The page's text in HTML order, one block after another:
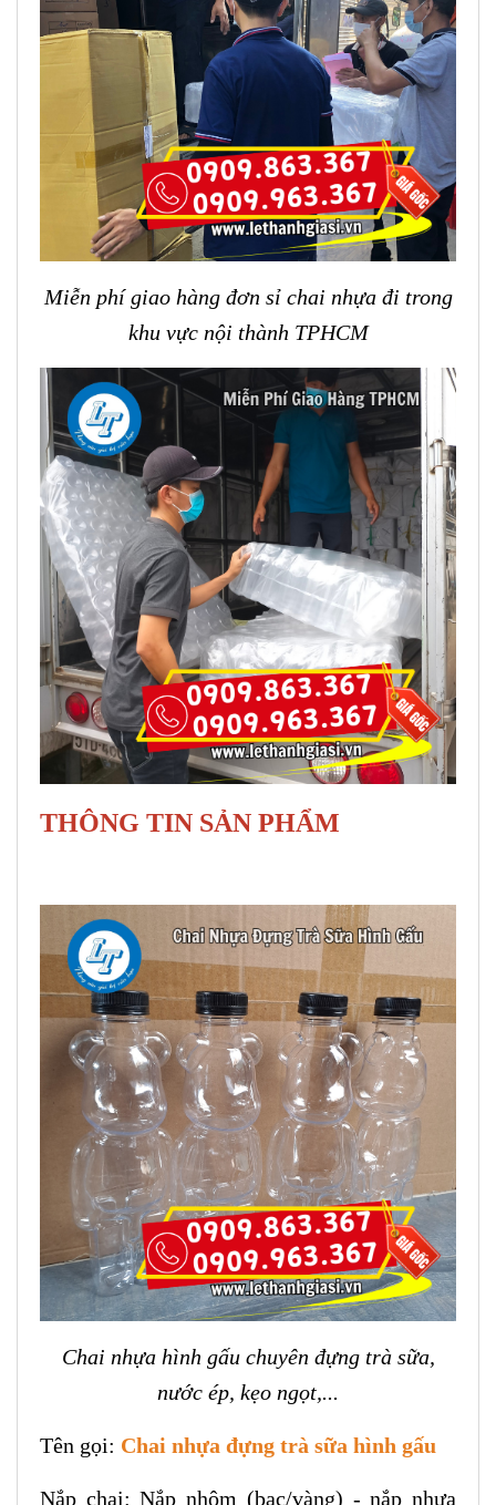
Miễn phí giao hàng đơn sỉ chai nhựa đi trong
khu vực nội thành TPHCM
THÔNG TIN SẢN PHẨM
Chai nhựa hình gấu chuyên đựng trà sữa,
nước ép, kẹo ngọt,...
Tên gọi: Chai nhựa đựng trà sữa hình gấu
Nắp chai: Nắp nhôm (bạc/vàng) - nắp nhựa